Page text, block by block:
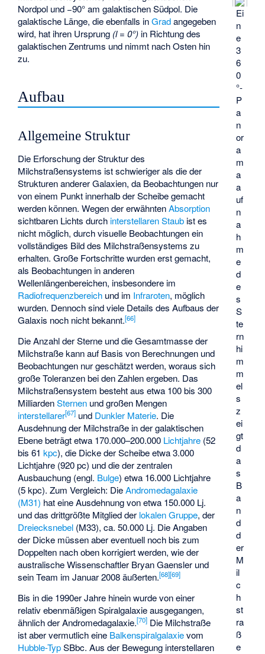
Ei
n
e
3
6
0
°-
P
a
n
or
a
m
a
a
uf
n
a
h
m
e
d
e
s
S
te
rn
hi
m
m
el
s
z
ei
gt
d
a
s
B
a
n
d
d
er
M
il
c
h
st
ra
ß
e
Nordpol und −90° am galaktischen Südpol. Die
galaktische Länge, die ebenfalls inGradangegeben
wird, hat ihren Ursprung (l = 0°) in Richtung des
galaktischen Zentrums und nimmt nach Osten hin
zu.
Aufbau
Allgemeine Struktur
Die Erforschung der Struktur des
Milchstraßensystems ist schwieriger als die der
Strukturen anderer Galaxien, da Beobachtungen nur
von einem Punkt innerhalb der Scheibe gemacht
werden können. Wegen der erwähntenAbsorption
sichtbaren Lichts durch interstellaren Staub ist es
nicht möglich, durch visuelle Beobachtungen ein
vollständiges Bild des Milchstraßensystems zu
erhalten. Große Fortschritte wurden erst gemacht,
als Beobachtungen in anderen
Wellenlängenbereichen, insbesondere im
Radiofrequenzbereich und im Infraroten, möglich
wurden. Dennoch sind viele Details des Aufbaus der
Galaxis noch nicht bekannt.[66]
Die Anzahl der Sterne und die Gesamtmasse der
Milchstraße kann auf Basis von Berechnungen und
Beobachtungen nur geschätzt werden, woraus sich
große Toleranzen bei den Zahlen ergeben. Das
Milchstraßensystem besteht aus etwa 100 bis 300
MilliardenSternen und großen Mengen
interstellarer[67] und Dunkler Materie. Die
Ausdehnung der Milchstraße in der galaktischen
Ebene beträgt etwa 170.000–200.000 Lichtjahre (52
bis 61kpc), die Dicke der Scheibe etwa 3.000
Lichtjahre (920 pc) und die der zentralen
Ausbauchung (engl. Bulge) etwa 16.000 Lichtjahre
(5 kpc). Zum Vergleich: DieAndromedagalaxie
(M31) hat eine Ausdehnung von etwa 150.000 Lj.
und das drittgrößte Mitglied der lokalen Gruppe, der
Dreiecksnebel (M33), ca. 50.000 Lj. Die Angaben
der Dicke müssen aber eventuell noch bis zum
Doppelten nach oben korrigiert werden, wie der
australische Wissenschaftler Bryan Gaensler und
sein Team im Januar 2008 äußerten.[68][69]
Bis in die 1990er Jahre hinein wurde von einer
relativ ebenmäßigen Spiralgalaxie ausgegangen,
ähnlich der Andromedagalaxie.[70] Die Milchstraße
ist aber vermutlich eine Balkenspiralgalaxievom
Hubble-TypSBbc. Aus der Bewegung interstellaren